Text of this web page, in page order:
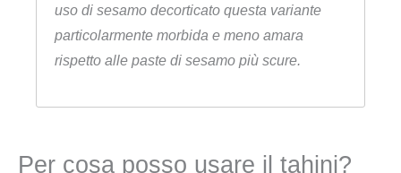
uso di sesamo decorticato questa variante
particolarmente morbida e meno amara
rispetto alle paste di sesamo più scure.
Per cosa posso usare il tahini?